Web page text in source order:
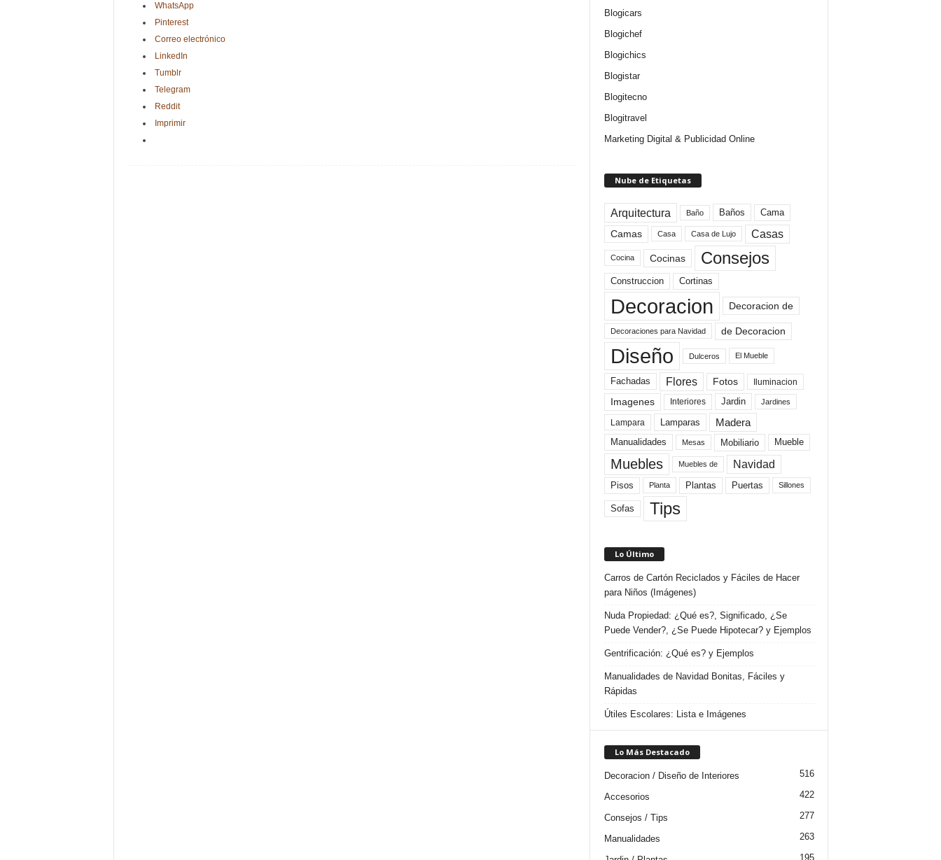
WhatsApp
Pinterest
Correo electrónico
LinkedIn
Tumblr
Telegram
Reddit
Imprimir
Blogicars
Blogichef
Blogichics
Blogistar
Blogitecno
Blogitravel
Marketing Digital & Publicidad Online
Nube de Etiquetas
Arquitectura Baño Baños Cama
Camas Casa Casa de Lujo Casas
Cocina Cocinas Consejos
Construccion Cortinas
Decoracion Decoracion de
Decoraciones para Navidad de Decoracion
Diseño Dulceros El Mueble
Fachadas Flores Fotos Iluminacion
Imagenes Interiores Jardin Jardines
Lampara Lamparas Madera
Manualidades Mesas Mobiliario Mueble
Muebles Muebles de Navidad
Pisos Planta Plantas Puertas Sillones
Sofas Tips
Lo Último
Carros de Cartón Reciclados y Fáciles de Hacer
para Niños (Imágenes)
Nuda Propiedad: ¿Qué es?, Significado, ¿Se
Puede Vender?, ¿Se Puede Hipotecar? y Ejemplos
Gentrificación: ¿Qué es? y Ejemplos
Manualidades de Navidad Bonitas, Fáciles y
Rápidas
Útiles Escolares: Lista e Imágenes
Lo Más Destacado
Decoracion / Diseño de Interiores 516
Accesorios 422
Consejos / Tips 277
Manualidades 263
195